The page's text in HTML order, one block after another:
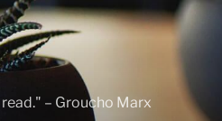
– Groucho Marx